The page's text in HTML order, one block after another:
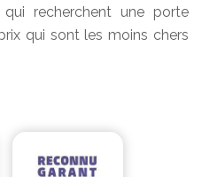
recherchent une porte
qui sont les moins chers